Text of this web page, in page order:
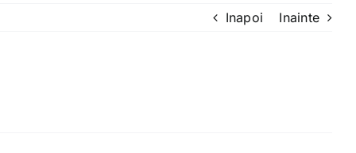
Inapoi Inainte